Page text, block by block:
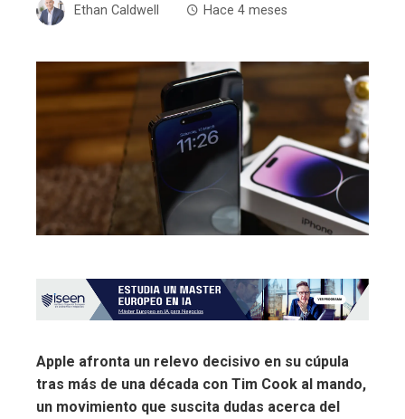
Ethan Caldwell Hace 4 meses
Apple afronta un relevo decisivo en su cúpula
tras más de una década con Tim Cook al mando,
un movimiento que suscita dudas acerca del